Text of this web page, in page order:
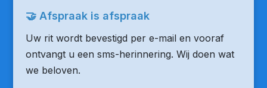
🤝 Afspraak is afspraak
Uw rit wordt bevestigd per e-mail en vooraf
ontvangt u een sms-herinnering. Wij doen wat
we beloven.